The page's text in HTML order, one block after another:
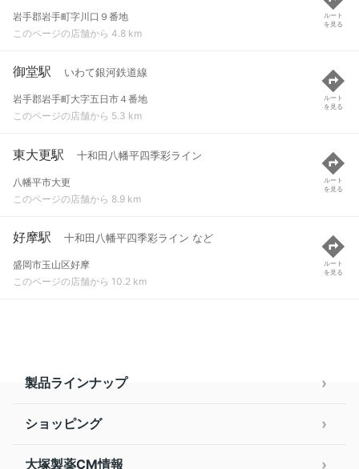
岩手郡岩手町字川口９番地
このページの店舗から 4.8 km
ルート
を見る
御堂駅 いわて銀河鉄道線
岩手郡岩手町大字五日市４番地
このページの店舗から 5.3 km
ルート
を見る
東大更駅 十和田八幡平四季彩ライン
八幡平市大更
このページの店舗から 8.9 km
ルート
を見る
好摩駅 十和田八幡平四季彩ライン など
盛岡市玉山区好摩
このページの店舗から 10.2 km
ルート
を見る
製品ラインナップ
ショッピング
大塚製薬CM情報